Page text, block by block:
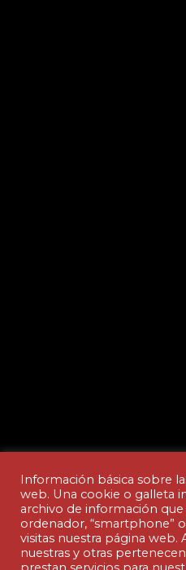
Aviso legal y
Información básica sobre
web. Una cookie o galleta
archivo de información que
ordenador, “smartphone”
visitas nuestra página web.
nuestras y otras